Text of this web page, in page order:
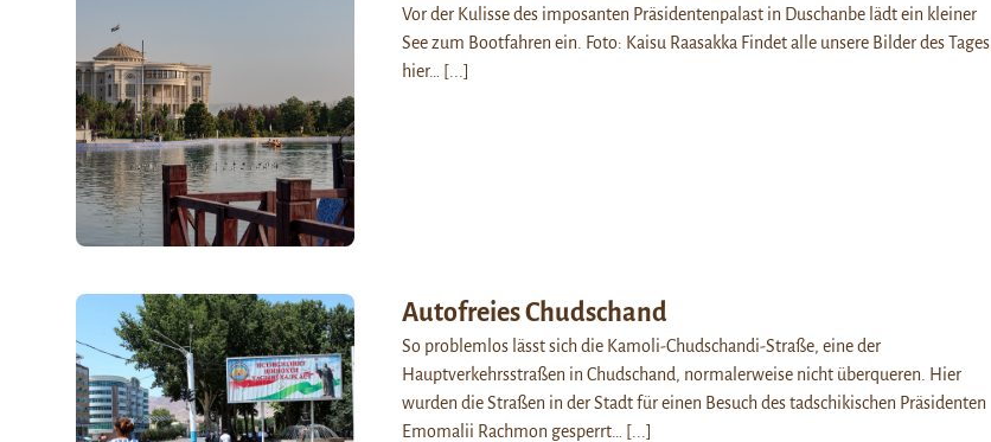
Vor der Kulisse des imposanten Präsidentenpalast in Duschanbe lädt ein kleiner
See zum Bootfahren ein. Foto: Kaisu Raasakka Findet alle unsere Bilder des Tages
hier…
[...]
Autofreies Chudschand
So problemlos lässt sich die Kamoli-Chudschandi-Straße, eine der
Hauptverkehrsstraßen in Chudschand, normalerweise nicht überqueren. Hier
wurden die Straßen in der Stadt für einen Besuch des tadschikischen Präsidenten
Emomalii Rachmon gesperrt…
[...]